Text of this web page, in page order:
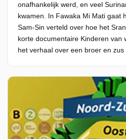
onafhankelijk werd, en veel
kwamen. In Fawaka Mi Mati gaat
Sam-Sin verteld over hoe het
korte documentaire Kinderen van
het verhaal over een broer en zus